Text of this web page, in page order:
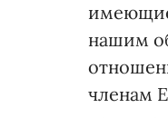
нашим
членам